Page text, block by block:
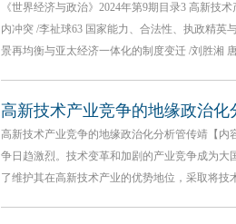
《世界经济与政治》2024年第9期目录3 高新技
内冲突 /李祉球63 国家能力、合法性、执政精
景再均衡与亚太经济一体化的制度变迁 /刘胜湘
高新技术产业竞争的地缘政治化
高新技术产业竞争的地缘政治化分析管传靖【
争日趋激烈。技术变革和加剧的产业竞争成为
了维护其在高新技术产业的优势地位，采取将